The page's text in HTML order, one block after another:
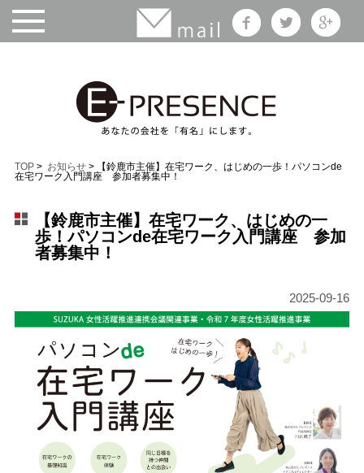
TOP> お知らせ> 【鈴鹿市主催】在宅ワーク、はじめの一歩！パソコンde
在宅ワーク入門講座 参加者募集中！
【鈴鹿市主催】在宅ワーク、はじめの一
歩！パソコンde在宅ワーク入門講座 参加
者募集中！
2025-09-16